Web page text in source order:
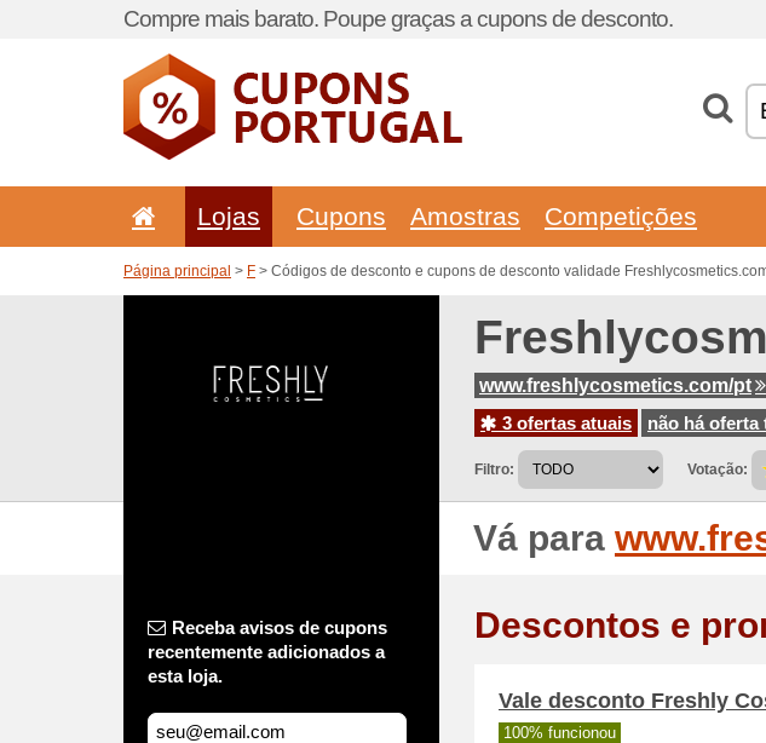
Compre mais barato. Poupe graças a cupons de desconto.
Lojas Cupons Amostras Competições
Página principal > F > Códigos de desconto e cupons de desconto validade
www.freshlycosmetics.com/pt
3 ofertas atuais
não há oferta
Filtro: Votação:
Vá para
Receba avisos de cupons
recentemente adicionados a
esta loja.
Descontos e
Vale desconto Freshly
100% funcionou